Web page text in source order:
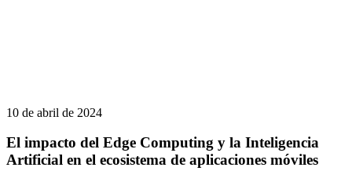
10 de abril de 2024
El impacto del Edge Computing y la Inteligencia
Artificial en el ecosistema de aplicaciones móviles